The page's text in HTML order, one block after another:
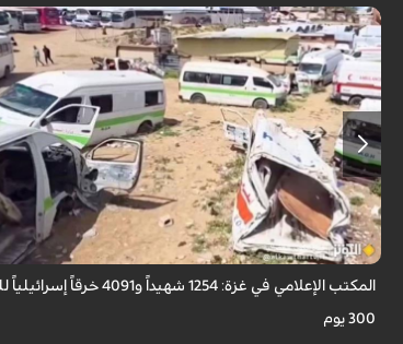
خرقاً وانتهاكاً لاتفاق "وقف إطلاق النار" الممتد منذ 300 يوم، ما أسفر عن ...
المكتب الإعلامي في غزة: 1254 شهيداً
300 يوم